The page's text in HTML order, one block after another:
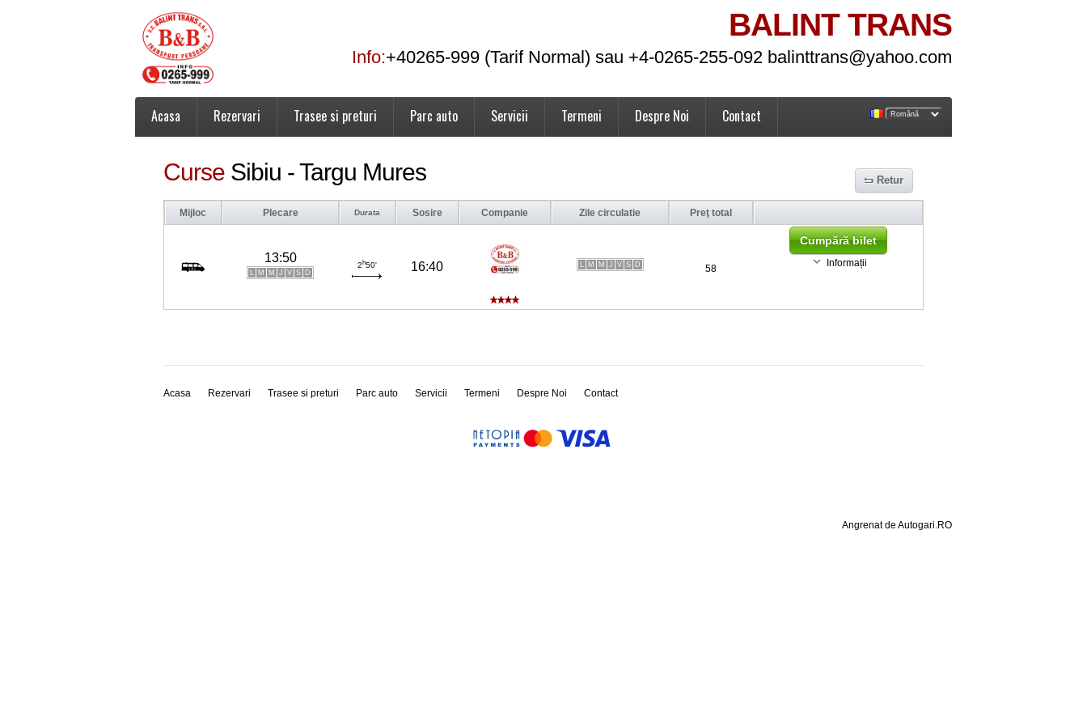
BALINT TRANS
Info:+40265-999 (Tarif Normal) sau +4-0265-255-092 balinttrans@yahoo.com
Acasa Rezervari Trasee si preturi Parc auto Servicii Termeni Despre Noi Contact
Curse Sibiu - Targu Mures Retur
Mijloc Plecare Durata Sosire Companie Zile circulatie Preţ total
13:50
L M M J V S D
2 h50' 16:40 L M M J V S D 58
Cumpără bilet
Informații
Acasa Rezervari Trasee si preturi Parc auto Servicii Termeni Despre Noi Contact
Angrenat de Autogari.RO